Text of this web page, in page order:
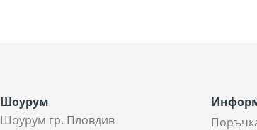
Шоурум
Шоурум гр. Пловдив